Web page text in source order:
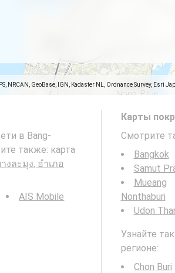
NRCAN, GeoBase, IGN, Kadaster NL, Ordnance Survey,
в Bang-
также: карта
งละมุง, อำเภอ
AIS Mobile
Карты
Смотрите
Bangkok
Samut
Mueang
Nonthaburi
Udon
Узнайте
регионе:
Chon Buri